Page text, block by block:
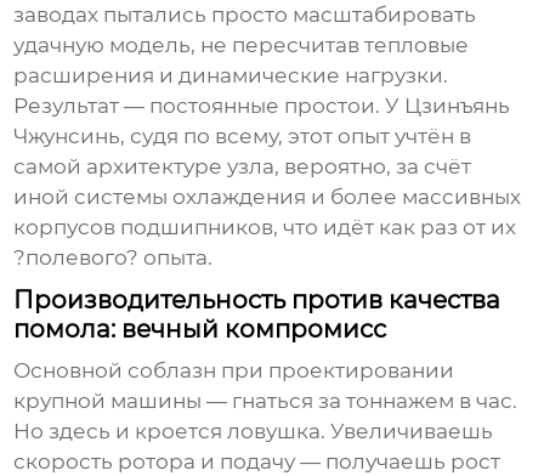
заводах пытались просто масштабировать
удачную модель, не пересчитав тепловые
расширения и динамические нагрузки.
Результат — постоянные простои. У Цзинъянь
Чжунсинь, судя по всему, этот опыт учтён в
самой архитектуре узла, вероятно, за счёт
иной системы охлаждения и более массивных
корпусов подшипников, что идёт как раз от их
?полевого? опыта.
Производительность против качества
помола: вечный компромисс
Основной соблазн при проектировании
крупной машины — гнаться за тоннажем в час.
Но здесь и кроется ловушка. Увеличиваешь
скорость ротора и подачу — получаешь рост